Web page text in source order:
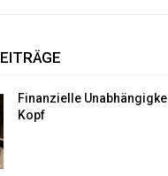
Finanzielle
Kopf